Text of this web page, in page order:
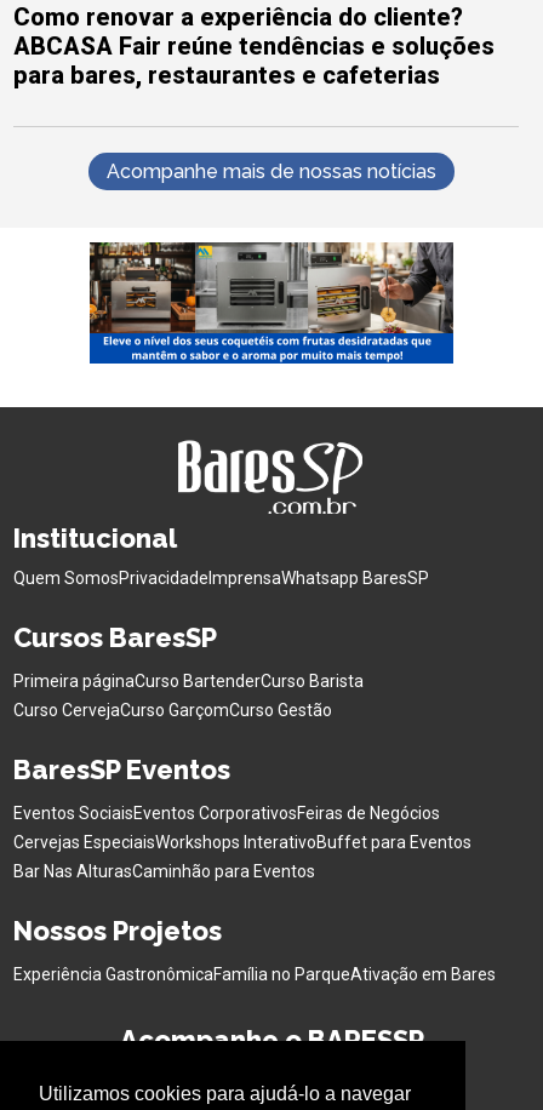
Utilizamos cookies para ajudá-lo a navegar
Como renovar a experiência do cliente?
ABCASA Fair reúne tendências e soluções
para bares, restaurantes e cafeterias
Acompanhe mais de nossas notícias
Institucional
Quem SomosPrivacidade ImprensaWhatsapp BaresSP
Cursos BaresSP
Primeira páginaCurso BartenderCurso Barista
Curso CervejaCurso GarçomCurso Gestão
BaresSP Eventos
Eventos SociaisEventos CorporativosFeiras de Negócios
Cervejas EspeciaisWorkshops InterativoBuffet para Eventos
Bar Nas AlturasCaminhão para Eventos
Nossos Projetos
Experiência GastronômicaFamília no ParqueAtivação em Bares
Acompanhe o BARESSP